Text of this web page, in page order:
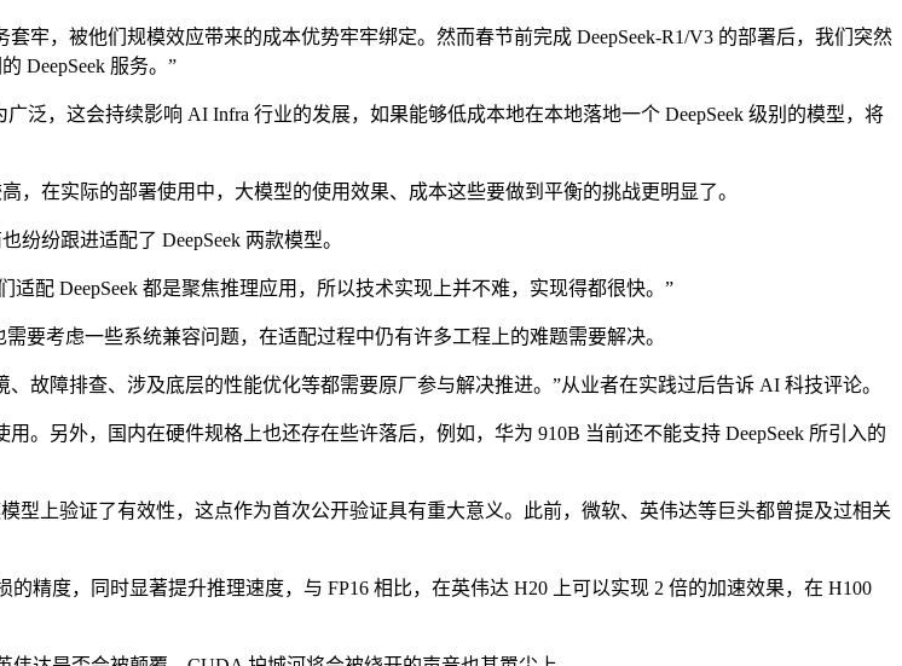
，被他们规模效应带来的成本优势牢牢绑定。然而春节前完成 DeepSeek-R1/V3 的部署后，我们突然
DeepSeek 服务。”
，这会持续影响 AI Infra 行业的发展，如果能够低成本地在本地落地一个 DeepSeek 级别的模型，将
在实际的部署使用中，大模型的使用效果、成本这些要做到平衡的挑战更明显了。
纷跟进适配了 DeepSeek 两款模型。
DeepSeek 都是聚焦推理应用，所以技术实现上并不难，实现得都很快。”
考虑一些系统兼容问题，在适配过程中仍有许多工程上的难题需要解决。
障排查、涉及底层的性能优化等都需要原厂参与解决推进。”从业者在实践过后告诉 AI 科技评论。
另外，国内在硬件规格上也还存在些许落后，例如，华为 910B 当前还不能支持 DeepSeek 所引入的
上验证了有效性，这点作为首次公开验证具有重大意义。此前，微软、英伟达等巨头都曾提及过相关
度，同时显著提升推理速度，与 FP16 相比，在英伟达 H20 上可以实现 2 倍的加速效果，在 H100